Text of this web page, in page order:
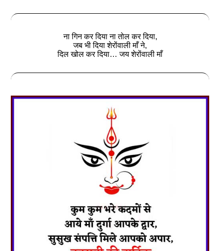
ना गिन कर दिया ना तोल कर दिया,
जब भी दिया शेरोंवाली माँ ने,
दिल खोल कर दिया… जय शेरोंवाली माँ